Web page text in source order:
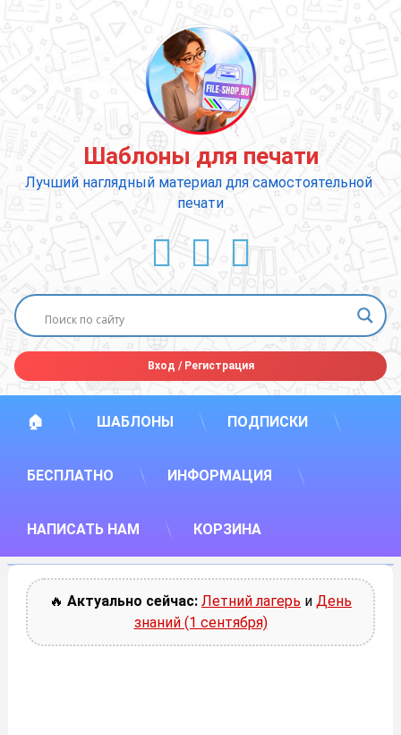
содержимому
Шаблоны для печати
Лучший наглядный материал для самостоятельной
печати
ВКонтакте
YouTube
E-mail
Вход /Регистрация
🏠 ШАБЛОНЫ ПОДПИСКИ
БЕСПЛАТНО ИНФОРМАЦИЯ
НАПИСАТЬ НАМ КОРЗИНА
🔥 Актуально сейчас: Летний лагерь и День
знаний (1 сентября)